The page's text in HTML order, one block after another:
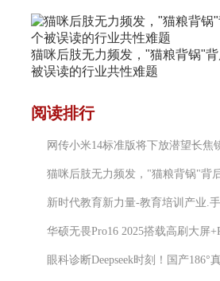
猫咪后肢无力频发，"猫粮背锅"
被误读的行业共性难题
阅读排行
网传小米14标准版将下放潜望长焦
猫咪后肢无力频发，"猫粮背锅"背
新时代教育新力量-教育培训产业.
华硕无畏Pro16 2025搭载高刷大屏
眼科诊断Deepseek时刻！国产186°